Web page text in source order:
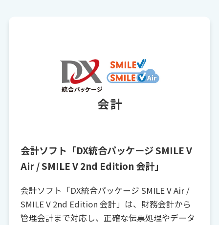
会計ソフト「DX統合パッケージ SMILE V
Air / SMILE V 2nd Edition 会計」
会計ソフト「DX統合パッケージ SMILE V Air /
SMILE V 2nd Edition 会計」は、財務会計から
管理会計まで対応し、正確な伝票処理やデータ